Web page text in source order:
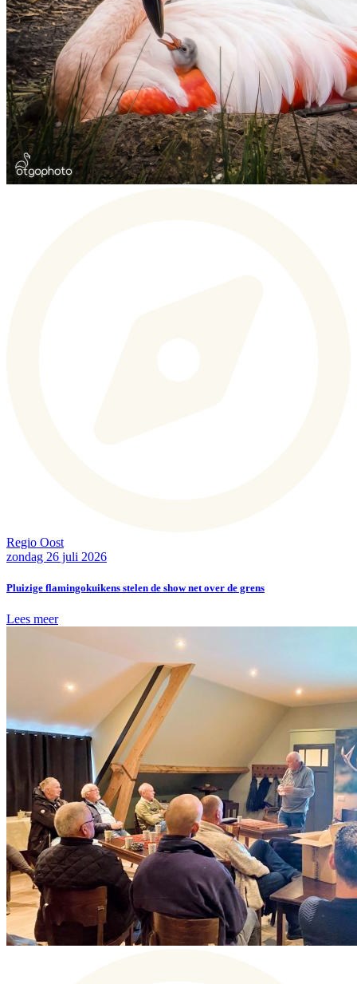
Regio Oost
zondag 26 juli 2026
Pluizige flamingokuikens stelen de show net over de grens
Lees meer